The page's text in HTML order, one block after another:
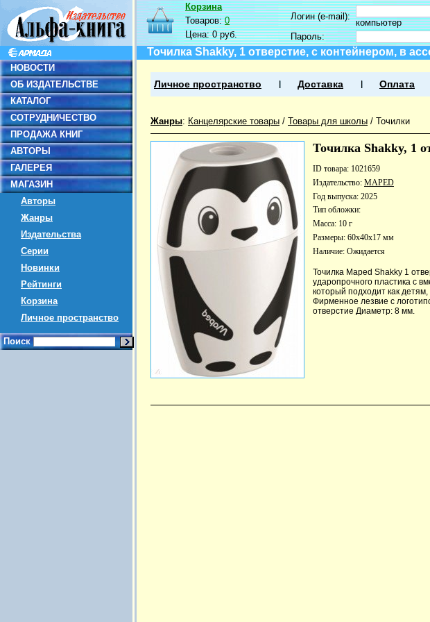
НОВОСТИ
ОБ ИЗДАТЕЛЬСТВЕ
КАТАЛОГ
СОТРУДНИЧЕСТВО
ПРОДАЖА КНИГ
АВТОРЫ
ГАЛЕРЕЯ
МАГАЗИН
Авторы
Жанры
Издательства
Серии
Новинки
Рейтинги
Корзина
Личное пространство
Поиск
Корзина
Товаров:0
Цена:0 руб.
Логин (e-mail):
компьютер
Пароль:
Точилка Shakky, 1 отверстие, с контейнером, в
Личное пространство Доставка Оплата
Жанры: Канцелярские товары / Товары для школы / Точилки
Точилка Shakky, 1
ID товара: 1021659
Издательство: MAPED
Год выпуска: 2025
Тип обложки:
Масса: 10 г
Размеры: 60x40x17 мм
Наличие: Ожидается
Точилка Maped Shakky 1
ударопрочного пластика с
который подходит как
Фирменное лезвие с
отверстие Диаметр: 8 мм.